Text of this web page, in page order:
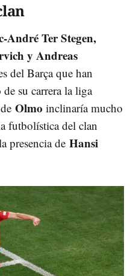
André Ter Stegen,
y Andreas
del Barça que han
su carrera la liga
Olmo inclinaría mucho
futbolística del clan
presencia de Hansi